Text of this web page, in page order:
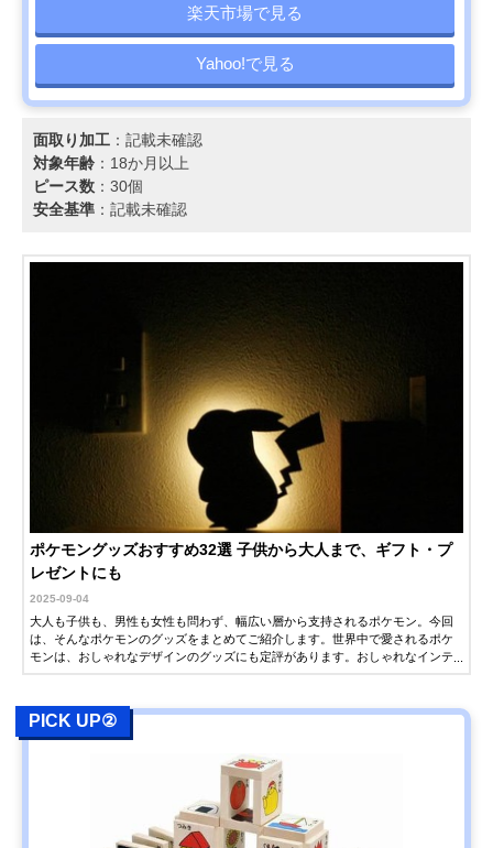
楽天市場で見る
Yahoo!で見る
面取り加工 ：記載未確認
対象年齢 ：18か月以上
ピース数 ：30個
安全基準 ：記載未確認
ポケモングッズおすすめ32選 子供から大人まで、ギフト・プ
レゼントにも
2025-09-04
大人も子供も、男性も女性も問わず、幅広い層から支持されるポケモン。今回
は、そんなポケモンのグッズをまとめてご紹介します。世界中で愛されるポケ
モンは、おしゃれなデザインのグッズにも定評があります。おしゃれなインテ
PICK UP②